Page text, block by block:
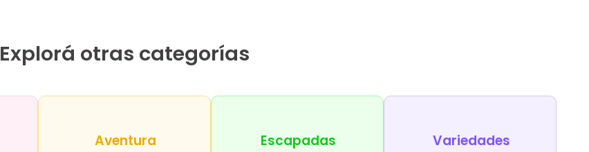
Explorá otras categorías
Aventura Escapadas Variedades